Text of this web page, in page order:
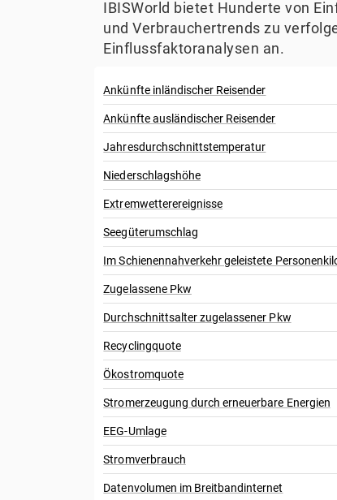
IBISWorld bietet Hunderte von
und Verbrauchertrends zu
Einflussfaktoranalysen an.
Ankünfte inländischer Reisender
Ankünfte ausländischer Reisender
Jahresdurchschnittstemperatur
Niederschlagshöhe
Extremwetterereignisse
Seegüterumschlag
Im Schienennahverkehr geleistete
Zugelassene Pkw
Durchschnittsalter zugelassener Pkw
Recyclingquote
Ökostromquote
Stromerzeugung durch erneuerbare Energien
EEG-Umlage
Stromverbrauch
Datenvolumen im Breitbandinternet